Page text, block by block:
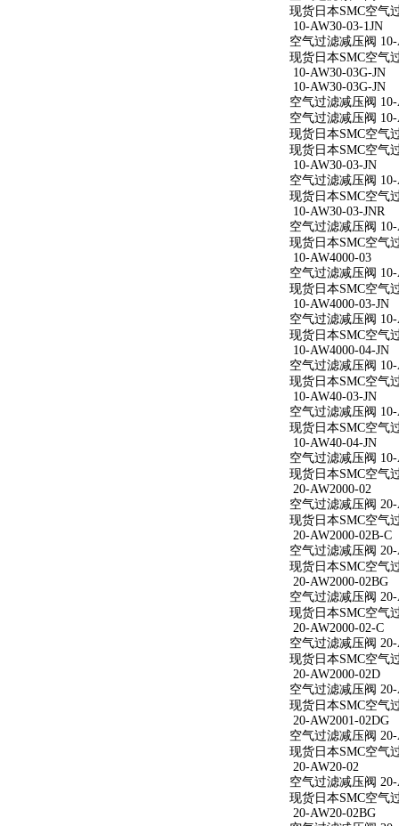
现货日本SMC空气
10-AW30-03-1JN
空气过滤减压阀 10-
现货日本SMC空气
10-AW30-03G-JN
10-AW30-03G-JN
空气过滤减压阀 10-
空气过滤减压阀 10-
现货日本SMC空气
现货日本SMC空气
10-AW30-03-JN
空气过滤减压阀 10-
现货日本SMC空气
10-AW30-03-JNR
空气过滤减压阀 10-
现货日本SMC空气
10-AW4000-03
空气过滤减压阀 10-
现货日本SMC空气
10-AW4000-03-JN
空气过滤减压阀 10-
现货日本SMC空气
10-AW4000-04-JN
空气过滤减压阀 10-
现货日本SMC空气
10-AW40-03-JN
空气过滤减压阀 10-
现货日本SMC空气
10-AW40-04-JN
空气过滤减压阀 10-
现货日本SMC空气
20-AW2000-02
空气过滤减压阀 20-
现货日本SMC空气
20-AW2000-02B-C
空气过滤减压阀 20-
现货日本SMC空气
20-AW2000-02BG
空气过滤减压阀 20-
现货日本SMC空气
20-AW2000-02-C
空气过滤减压阀 20-
现货日本SMC空气
20-AW2000-02D
空气过滤减压阀 20-
现货日本SMC空气
20-AW2001-02DG
空气过滤减压阀 20-
现货日本SMC空气
20-AW20-02
空气过滤减压阀 20-
现货日本SMC空气
20-AW20-02BG